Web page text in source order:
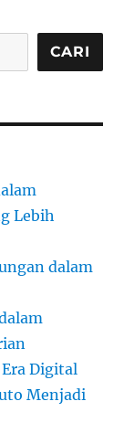
CARI
Lebih
dalam
Digital
Menjadi